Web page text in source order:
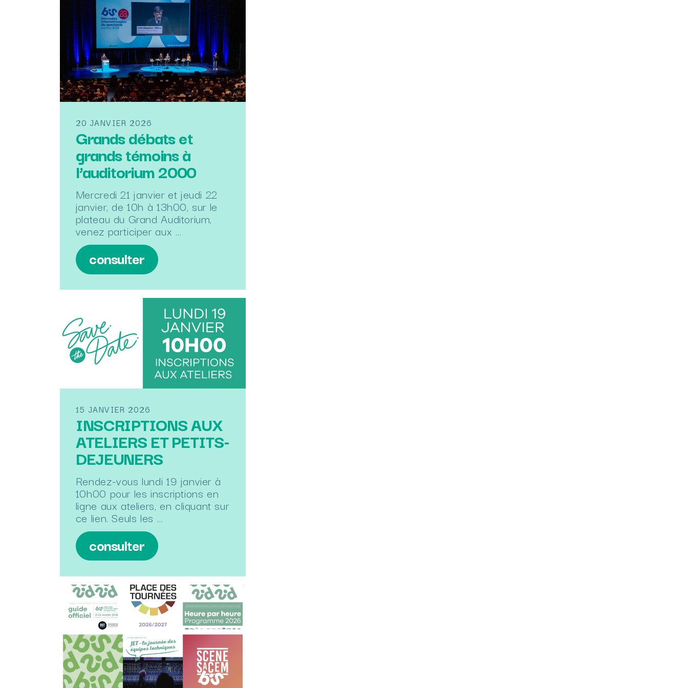
20 JANVIER 2026
Grands débats et
grands témoins à
l’auditorium 2000
Mercredi 21 janvier et jeudi 22
janvier, de 10h à 13h00, sur le
plateau du Grand Auditorium,
venez participer aux …
consulter
15 JANVIER 2026
INSCRIPTIONS AUX
ATELIERS ET PETITS-
DEJEUNERS
Rendez-vous lundi 19 janvier à
10h00 pour les inscriptions en
ligne aux ateliers, en cliquant sur
ce lien. Seuls les …
consulter